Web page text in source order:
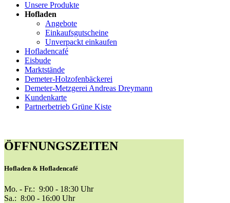
Unsere Produkte
Hofladen
Angebote
Einkaufsgutscheine
Unverpackt einkaufen
Hofladencafé
Eisbude
Marktstände
Demeter-Holzofenbäckerei
Demeter-Metzgerei Andreas Dreymann
Kundenkarte
Partnerbetrieb Grüne Kiste
ÖFFNUNGSZEITEN
Hofladen & Hofladencafé
Mo. - Fr.: 9:00 - 18:30 Uhr
Sa.: 8:00 - 16:00 Uhr